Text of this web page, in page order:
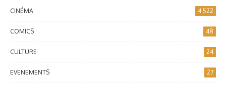
CINÉMA 4 522
COMICS 48
CULTURE 24
EVENEMENTS 27